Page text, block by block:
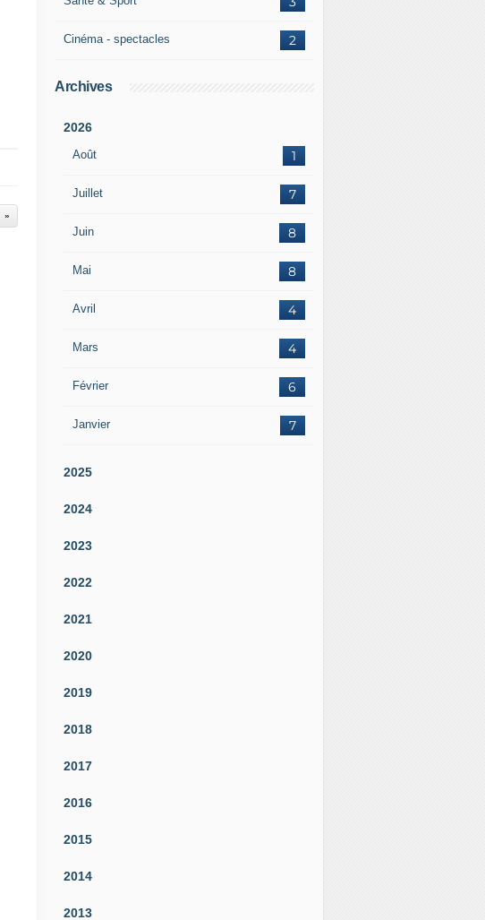
2
Cinéma - spectacles
Archives
2026
Août 1
Juillet 7
Juin 8
Mai 8
Avril 4
Mars 4
Février 6
Janvier 7
2025
2024
2023
2022
2021
2020
2019
2018
2017
2016
2015
2014
2013